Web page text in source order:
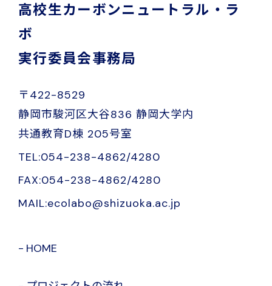
高校生カーボンニュートラル・ラ
ボ
実行委員会事務局
〒422-8529
静岡市駿河区大谷836 静岡大学内
共通教育D棟 205号室
TEL:054-238-4862/4280
FAX:054-238-4862/4280
MAIL:ecolabo@shizuoka.ac.jp
HOME